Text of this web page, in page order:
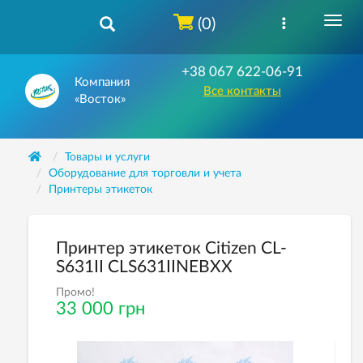
Компания
«Восток»
+38 067 622-06-91
Все контакты
(0)
Товары и услуги
Оборудование для торговли и учета
Принтеры этикеток
Принтер этикеток Citizen CL-
S631II CLS631IINEBXX
Промо!
33 000 грн